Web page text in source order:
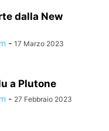
dalla New
- 17 Marzo 2023
a Plutone
- 27 Febbraio 2023